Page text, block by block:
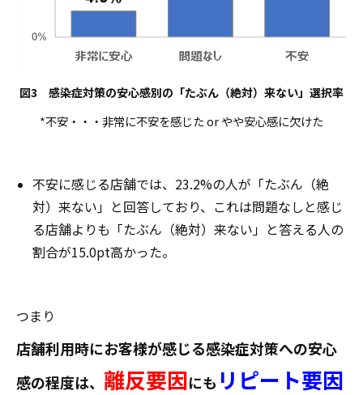
図3 感染症対策の安心感別の「たぶん（絶対）来ない」選択率
*不安・・・非常に不安を感じた or やや安心感に欠けた
不安に感じる店舗では、23.2%の人が「たぶん（絶
対）来ない」と回答しており、これは問題なしと感じ
る店舗よりも「たぶん（絶対）来ない」と答える人の
割合が15.0pt高かった。
つまり
店舗利用時にお客様が感じる感染症対策への安心
感の程度は、 離反要因にも リピート要因